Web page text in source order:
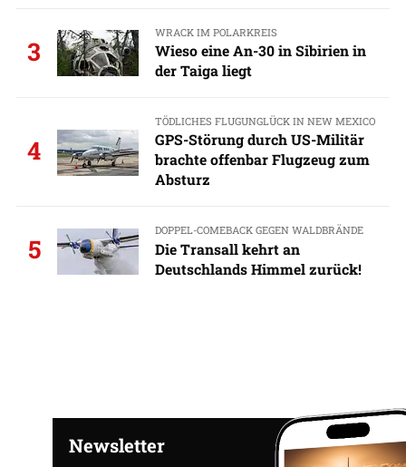
3
WRACK IM POLARKREIS
Wieso eine An-30 in Sibirien in
der Taiga liegt
4
TÖDLICHES FLUGUNGLÜCK IN NEW MEXICO
GPS-Störung durch US-Militär
brachte offenbar Flugzeug zum
Absturz
5
DOPPEL-COMEBACK GEGEN WALDBRÄNDE
Die Transall kehrt an
Deutschlands Himmel zurück!
Newsletter